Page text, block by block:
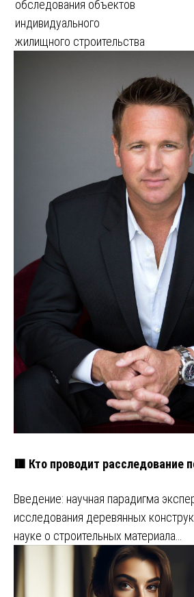
обследования объектов
индивидуального
жилищного строительства
🟥 Кто проводит расследование
Введение: научная парадигма
исследования деревянных
науке о строительных материала…